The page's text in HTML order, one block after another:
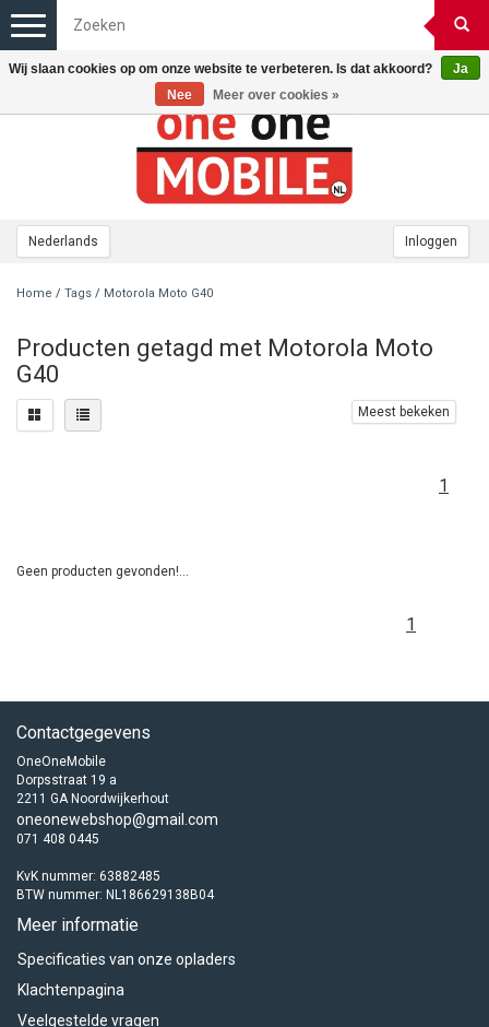
Nederlands Inloggen
Toggle
navigation
Home / Tags / Motorola Moto G40
Producten getagd met Motorola Moto
G40
Meest bekeken
1
Geen producten gevonden!...
1
Contactgegevens
OneOneMobile
Dorpsstraat 19 a
2211 GA Noordwijkerhout
oneonewebshop@gmail.com
071 408 0445
KvK nummer: 63882485
BTW nummer: NL186629138B04
Meer informatie
Specificaties van onze opladers
Klachtenpagina
Veelgestelde vragen
Wij slaan cookies op om onze website te verbeteren. Is dat akkoord?
Ja
Nee
Meer over cookies »